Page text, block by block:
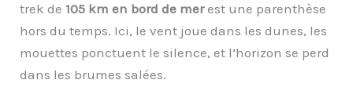
trek de 105 km en bord de merest une parenthèse
hors du temps. Ici, le vent joue dans les dunes, les
mouettes ponctuent le silence, et l’horizon se perd
dans les brumes salées.